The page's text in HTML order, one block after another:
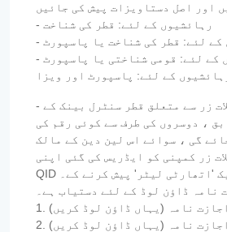
- رہائشیوں کے لئے: قطر کی شناخت
کے لئے: قطر کی شناخت یا پاسپورٹ
کے لئے: قومی شناختی یا پاسپورٹ
کے لئے: پاسپورٹ اور ویزا
- اجازت نامہ - ترسیلات زر سے متعلق قطر سنٹرل بینک کے
، دوسروں کی طرف سے کوئی رقم کی
گی ، سوائے اس لین دین کے مالک
زر کمپنی کو ایڈریس کی گئی اپنی
QID کاپی کے ساتھ ایک 'اتھارٹی لیٹر' پیش کرنے کے۔
نامہ ڈاؤن لوڈ کے لئے دستیاب ہے۔
اجازت نامہ (یہاں ڈاؤن لوڈ کریں)
اجازت نامہ (یہاں ڈاؤن لوڈ کریں)